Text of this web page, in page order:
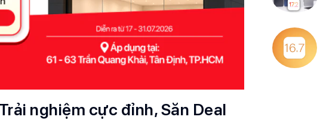
nghiệm cực đỉnh, Săn Deal